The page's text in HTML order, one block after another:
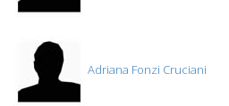
Adriana Fonzi Cruciani